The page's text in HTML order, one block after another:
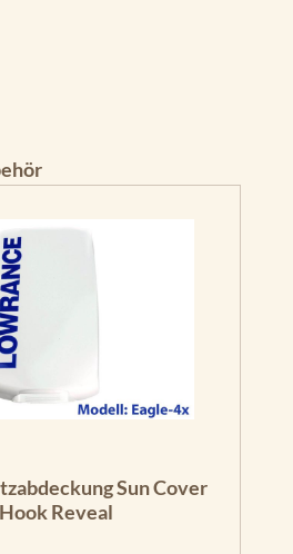
Sun Cover
Reveal